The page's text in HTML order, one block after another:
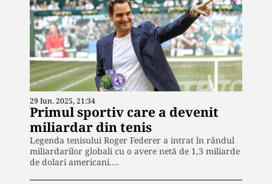
29 Iun. 2025, 21:34
Primul sportiv care a devenit
miliardar din tenis
Legenda tenisului Roger Federer a intrat în rândul
miliardarilor globali cu o avere netă de 1,3 miliarde
de dolari americani.…